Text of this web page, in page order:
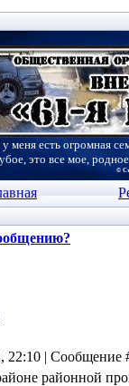
меня есть огромная
это все мое,
©
22:10 | Сообщение
районной